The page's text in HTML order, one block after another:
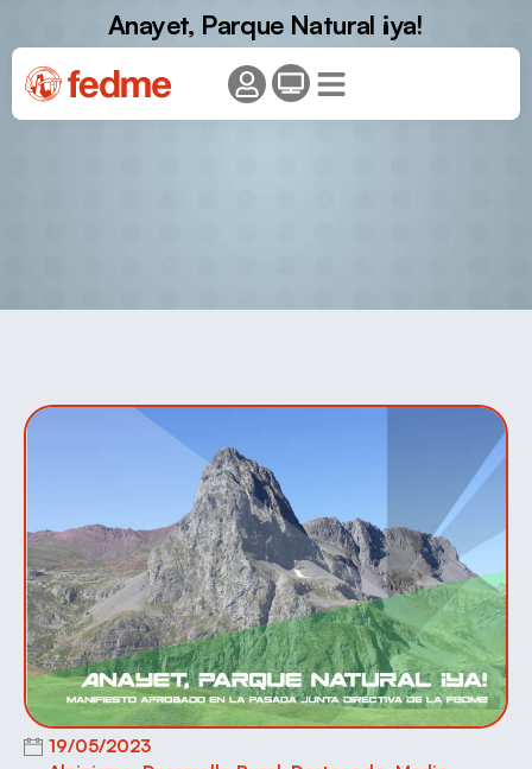
Anayet, Parque Natural ¡ya!
19/05/2023